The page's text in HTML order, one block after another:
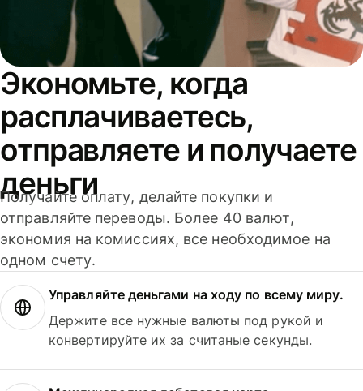
Экономьте, когда
расплачиваетесь,
отправляете и получаете
деньги
Получайте оплату, делайте покупки и
отправляйте переводы. Более 40 валют,
экономия на комиссиях, все необходимое на
одном счету.
Управляйте деньгами на ходу по всему миру.
Держите все нужные валюты под рукой и
конвертируйте их за считаные секунды.